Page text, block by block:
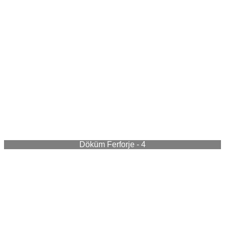
Döküm Ferforje - 4